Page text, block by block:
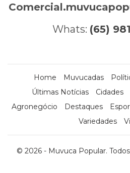
Whats: (65)
Home Muvucadas
Últimas Notícias
Cidades
Agronegócio
Destaques
Variedades
© 2026 - Muvuca Popular.